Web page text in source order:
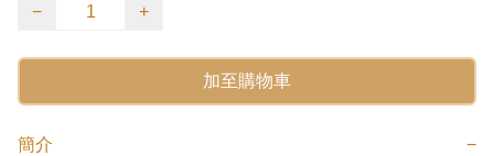
−
+
加至購物車
簡介 −